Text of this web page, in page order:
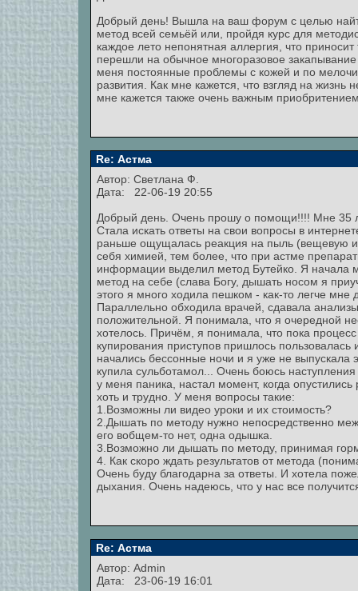
Добрый день! Вышла на ваш форум с целью
метод всей семьёй или, пройдя курс для
каждое лето непонятная аллергия, что
перешли на обычное многоразовое
меня постоянные проблемы с кожей и по
развития. Как мне кажется, что взгляд на жизнь
мне кажется также очень важным
Re: Астма
Автор: Светлана Ф.
Дата: 22-06-19 20:55
Добрый день. Очень прошу о помощи!!!! Мне 35
Стала искать ответы на свои вопросы в
раньше ощущалась реакция на пыль (вещевую и
себя химией, тем более, что при астме
информации выделил метод Бутейко. Я начала
метод на себе (слава Богу, дышать носом я
этого я много ходила пешком - как-то легче мне
Параллельно обходила врачей, сдавала
положительной. Я понимала, что я очередной
хотелось. Причём, я понимала, что пока
купирования приступов пришлось
начались бессонные ночи и я уже не выпускала
купила сульботамол... Очень боюсь
у меня паника, настал момент, когда
хоть и трудно. У меня вопросы такие:
1.Возможны ли видео уроки и их стоимость?
2.Дышать по методу нужно непосредственно
его вобщем-то нет, одна одышка.
3.Возможно ли дышать по методу, принимая
4. Как скоро ждать результатов от метода
Очень буду благодарна за ответы. И хотела
дыхания. Очень надеюсь, что у нас все
Re: Астма
Автор: Admin
Дата: 23-06-19 16:01